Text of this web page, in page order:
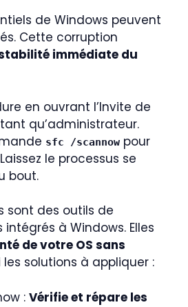
de Windows peuvent
Cette corruption
immédiate du
en ouvrant l’Invite de
qu’administrateur.
sfc /scannow pour
le processus se
bout.
sont des outils de
à Windows. Elles
de votre OS sans
les solutions à appliquer :
: Vérifie et répare les